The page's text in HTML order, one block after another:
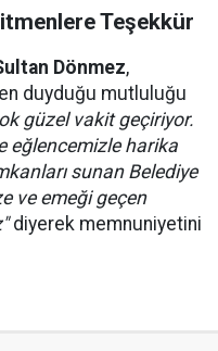
Teşekkür
Dönmez,
duyduğu mutluluğu
güzel vakit geçiriyor.
eğlencemizle harika
sunan Belediye
ve emeği geçen
diyerek memnuniyetini